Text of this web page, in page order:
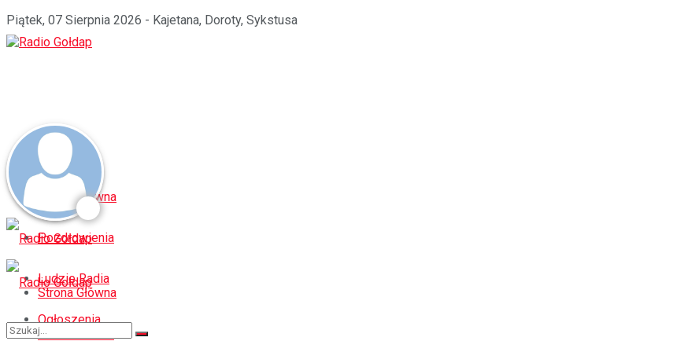
Piątek, 07 Sierpnia 2026 - Kajetana, Doroty, Sykstusa
Strona Główna
Pozdrowienia
Ludzie Radia
Ogłoszenia
Strona Główna
Pozdrowienia